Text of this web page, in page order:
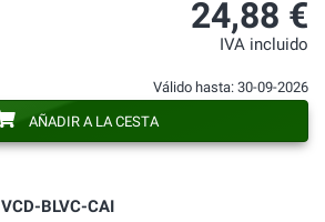
VCD-BLVC-CAI
24,88 €
IVA incluido
Válido hasta: 30-09-2026
AÑADIR A LA CESTA